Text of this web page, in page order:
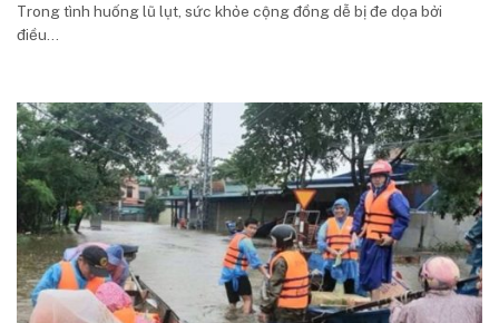
Trong tình huống lũ lụt, sức khỏe cộng đồng dễ bị đe dọa bởi
điều...